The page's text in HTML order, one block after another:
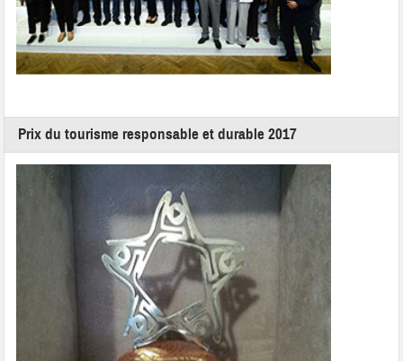
Prix du tourisme responsable et durable 2017